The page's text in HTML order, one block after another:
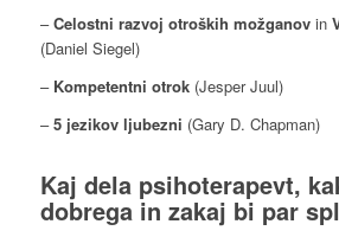
–Celostni razvoj otroških možganovin
(Daniel Siegel)
– Kompetentni otrok(Jesper Juul)
–5 jezikov ljubezni (Gary D. Chapman)
Kaj dela psihoterapevt,
dobregain zakaj bi par